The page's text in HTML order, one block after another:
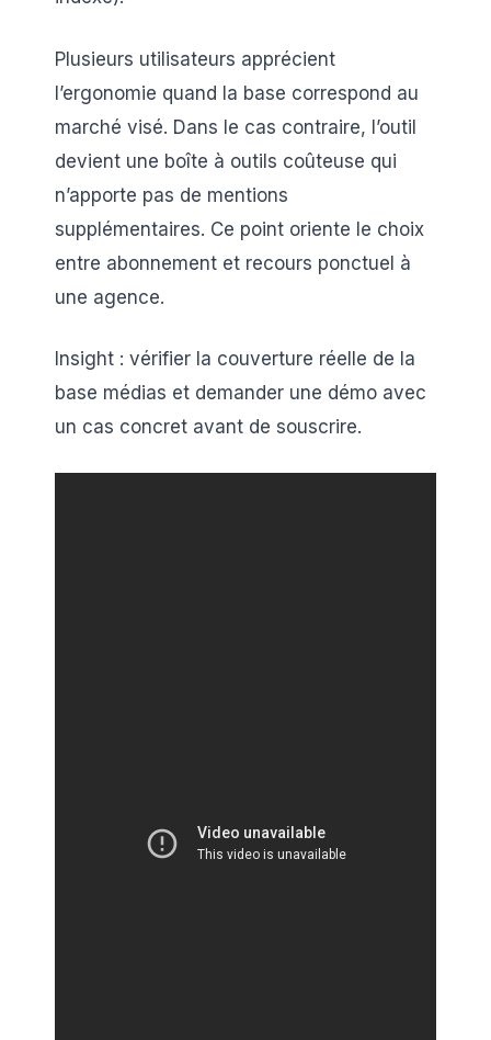
Plusieurs utilisateurs apprécient
l’ergonomie quand la base correspond au
marché visé. Dans le cas contraire, l’outil
devient une boîte à outils coûteuse qui
n’apporte pas de mentions
supplémentaires. Ce point oriente le choix
entre abonnement et recours ponctuel à
une agence.
Insight : vérifier la couverture réelle de la
base médias et demander une démo avec
un cas concret avant de souscrire.